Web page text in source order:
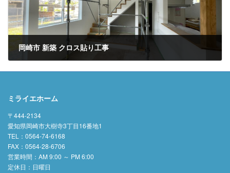
岡崎市 新築 クロス貼り工事
ミライエホーム
〒444-2134
愛知県岡崎市大樹寺3丁目16番地1
TEL：0564-74-6168
FAX：0564-28-6706
営業時間：AM 9:00 ～ PM 6:00
定休日：日曜日